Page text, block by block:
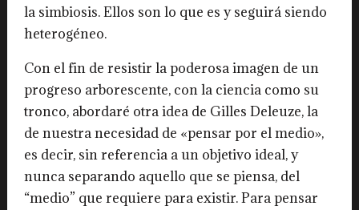
la simbiosis. Ellos son lo que es y seguirá siendo
heterogéneo.
Con el fin de resistir la poderosa imagen de un
progreso arborescente, con la ciencia como su
tronco, abordaré otra idea de Gilles Deleuze, la
de nuestra necesidad de «pensar por el medio»,
es decir, sin referencia a un objetivo ideal, y
nunca separando aquello que se piensa, del
“medio” que requiere para existir. Para pensar